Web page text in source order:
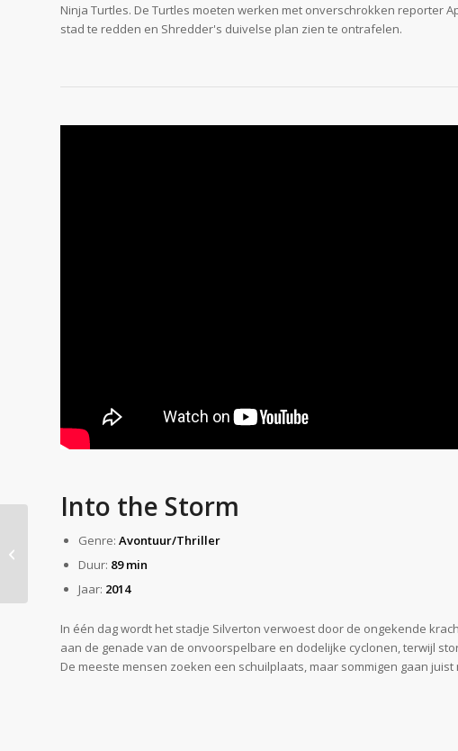
Ninja Turtles. De Turtles moeten werken met onverschrokken reporter
stad te redden en Shredder's duivelse plan zien te ontrafelen.
Into the Storm
Genre: Avontuur/Thriller
Duur: 89 min
Jaar: 2014
In één dag wordt het stadje Silverton verwoest door de ongekende
aan de genade van de onvoorspelbare en dodelijke cyclonen, terwijl
De meeste mensen zoeken een schuilplaats, maar sommigen gaan